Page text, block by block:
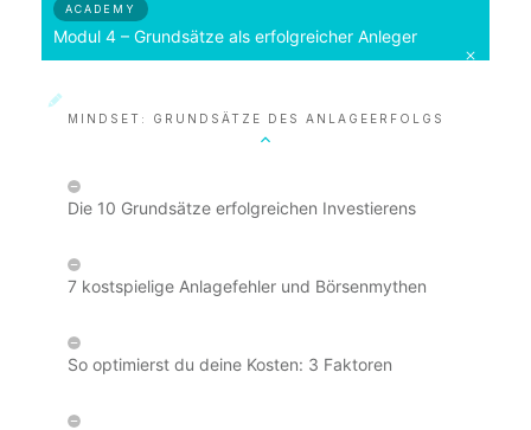
ACADEMY
Modul 4 – Grundsätze als erfolgreicher Anleger
MINDSET: GRUNDSÄTZE DES ANLAGEERFOLGS
Die 10 Grundsätze erfolgreichen Investierens
7 kostspielige Anlagefehler und Börsenmythen
So optimierst du deine Kosten: 3 Faktoren